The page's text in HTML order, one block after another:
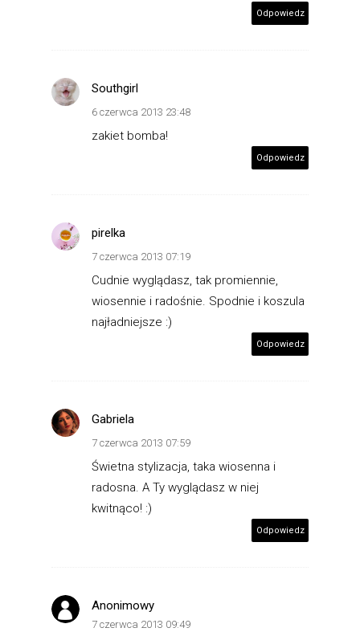
Odpowiedz
Southgirl
6 czerwca 2013 23:48
zakiet bomba!
Odpowiedz
pirelka
7 czerwca 2013 07:19
Cudnie wyglądasz, tak promiennie,
wiosennie i radośnie. Spodnie i koszula
najładniejsze :)
Odpowiedz
Gabriela
7 czerwca 2013 07:59
Świetna stylizacja, taka wiosenna i
radosna. A Ty wyglądasz w niej
kwitnąco! :)
Odpowiedz
Anonimowy
7 czerwca 2013 09:49